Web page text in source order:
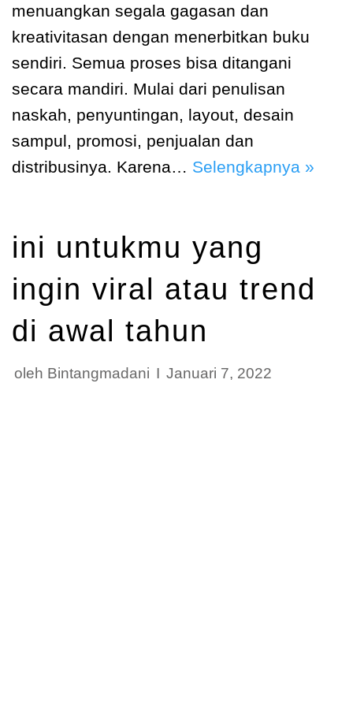
menuangkan segala gagasan dan
kreativitasan dengan menerbitkan buku
sendiri. Semua proses bisa ditangani
secara mandiri. Mulai dari penulisan
naskah, penyuntingan, layout, desain
sampul, promosi, penjualan dan
distribusinya. Karena… Selengkapnya »
ini untukmu yang
ingin viral atau trend
di awal tahun
oleh Bintangmadani Januari 7, 2022